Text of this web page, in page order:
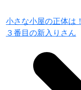
小さな小屋の正体は！
３番目の新入りさん